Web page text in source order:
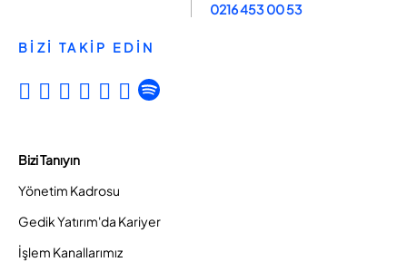
0216 453 00 53
BİZİ TAKİP EDİN
Bizi Tanıyın
Yönetim Kadrosu
Gedik Yatırım'da Kariyer
İşlem Kanallarımız